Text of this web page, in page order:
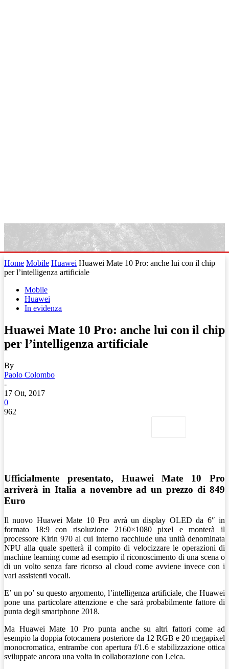
Home Mobile Huawei Huawei Mate 10 Pro: anche lui con il chip
per l’intelligenza artificiale
Mobile
Huawei
In evidenza
Huawei Mate 10 Pro: anche lui con il chip
per l’intelligenza artificiale
By
Paolo Colombo
-
17 Ott, 2017
0
962
Ufficialmente presentato, Huawei Mate 10 Pro
arriverà in Italia a novembre ad un prezzo di 849
Euro
Il nuovo Huawei Mate 10 Pro avrà un display OLED da 6″ in
formato 18:9 con risoluzione 2160×1080 pixel e monterà il
processore Kirin 970 al cui interno racchiude una unità denominata
NPU alla quale spetterà il compito di velocizzare le operazioni di
machine learning come ad esempio il riconoscimento di una scena o
di un volto senza fare ricorso al cloud come avviene invece con i
vari assistenti vocali.
E’ un po’ su questo argomento, l’intelligenza artificiale, che Huawei
pone una particolare attenzione e che sarà probabilmente fattore di
punta degli smartphone 2018.
Ma Huawei Mate 10 Pro punta anche su altri fattori come ad
esempio la doppia fotocamera posteriore da 12 RGB e 20 megapixel
monocromatica, entrambe con apertura f/1.6 e stabilizzazione ottica
sviluppate ancora una volta in collaborazione con Leica.